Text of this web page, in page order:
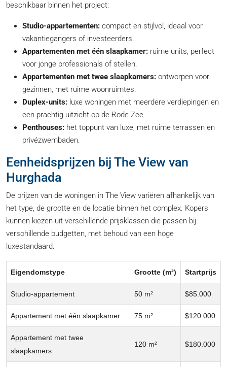
beschikbaar binnen het project:
Studio-appartementen: compact en stijlvol, ideaal voor
vakantiegangers of investeerders.
Appartementen met één slaapkamer: ruime units, perfect
voor jonge professionals of stellen.
Appartementen met twee slaapkamers: ontworpen voor
gezinnen, met ruime woonruimtes.
Duplex-units: luxe woningen met meerdere verdiepingen en
een prachtig uitzicht op de Rode Zee.
Penthouses: het toppunt van luxe, met ruime terrassen en
privézwembaden.
Eenheidsprijzen bij The View van
Hurghada
De prijzen van de woningen in The View variëren afhankelijk van
het type, de grootte en de locatie binnen het complex. Kopers
kunnen kiezen uit verschillende prijsklassen die passen bij
verschillende budgetten, met behoud van een hoge
luxestandaard.
Eigendomstype Grootte (m²) Startprijs
Studio-appartement 50 m² $85.000
Appartement met één slaapkamer 75 m² $120.000
Appartement met twee
slaapkamers
120 m² $180.000